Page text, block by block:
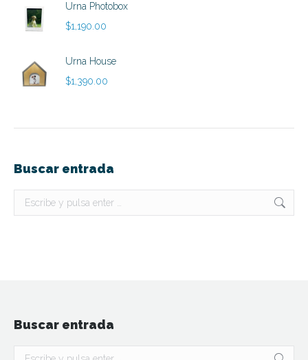
Urna Photobox
$1,190.00
Urna House
$1,390.00
Buscar entrada
Buscar:
Buscar entrada
Buscar: